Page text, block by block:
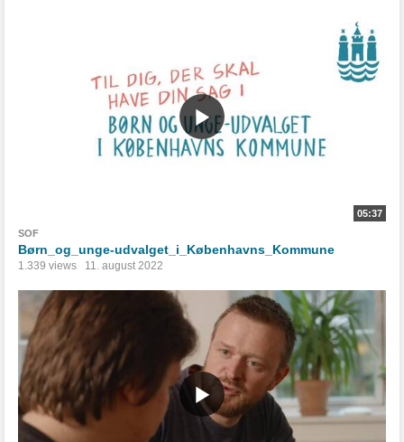
05:37
SOF
Børn_og_unge-udvalget_i_Københavns_Kommune
1.339 views 11. august 2022